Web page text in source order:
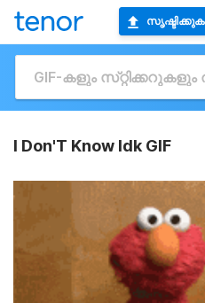
സൃഷ്ടിക്കുക
I Don'T Know Idk GIF